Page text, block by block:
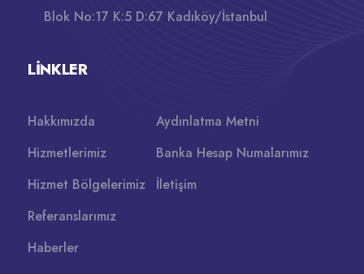
Blok No:17 K:5 D:67 Kadıköy/İstanbul
LINKLER
Hakkımızda
Hizmetlerimiz
Hizmet Bölgelerimiz
Referanslarımız
Haberler
Aydınlatma Metni
Banka Hesap Numalarımız
İletişim